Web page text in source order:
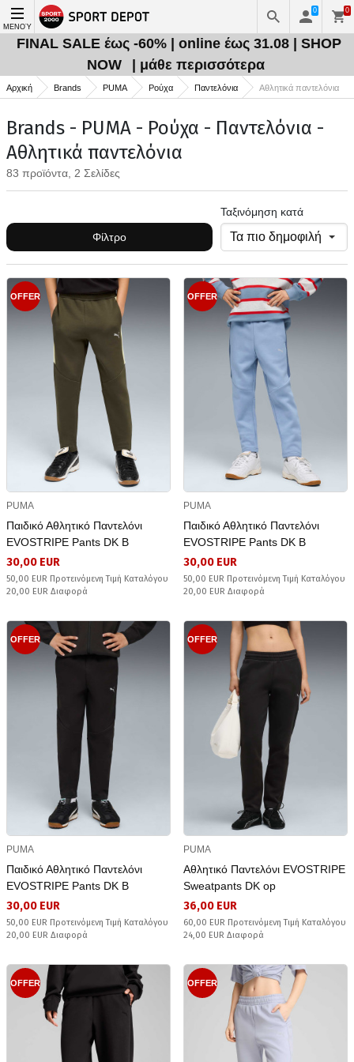
ΜΕΝΟΎ
0 0
FINAL SALE έως -60% | online έως 31.08 | SHOP
NOW
| μάθε περισσότερα
Αρχική Brands PUMA Ρούχα Παντελόνια Αθλητικά παντελόνια
Brands - PUMA - Ρούχα - Παντελόνια -
Αθλητικά παντελόνια
83 προϊόντα, 2 Σελίδες
Φίλτρο
Ταξινόμηση κατά
OFFER
PUMA
Παιδικό Αθλητικό Παντελόνι
EVOSTRIPE Pants DK B
30,00 EUR
50,00 EUR Προτεινόμενη Τιμή Καταλόγου
20,00 EUR Διαφορά
OFFER
PUMA
Παιδικό Αθλητικό Παντελόνι
EVOSTRIPE Pants DK B
30,00 EUR
50,00 EUR Προτεινόμενη Τιμή Καταλόγου
20,00 EUR Διαφορά
OFFER
PUMA
Παιδικό Αθλητικό Παντελόνι
EVOSTRIPE Pants DK B
30,00 EUR
50,00 EUR Προτεινόμενη Τιμή Καταλόγου
20,00 EUR Διαφορά
OFFER
PUMA
Αθλητικό Παντελόνι EVOSTRIPE
Sweatpants DK op
36,00 EUR
60,00 EUR Προτεινόμενη Τιμή Καταλόγου
24,00 EUR Διαφορά
OFFER OFFER